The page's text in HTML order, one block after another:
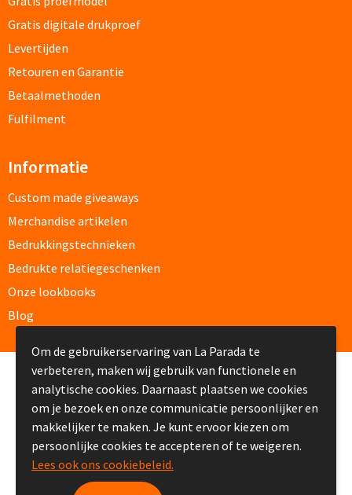
Memo sets bedrukken
Kubusblokken bedrukken
Custom made
Custom made notitieboekjes
Custom made schrijfblokken
Custom made memoblaadjes
Custom made muismatten
Agenda's bedrukken
Bureau onderleggers bedrukken
Bureaulampen bedrukken
Linialen bedrukken
Muismatten bedrukken
Gratis digitale drukproef
Levertijden
Retouren en Garantie
Betaalmethoden
Fulfilment
Informatie
Custom made giveaways
Merchandise artikelen
Bedrukkingstechnieken
Bedrukte relatiegeschenken
Onze lookbooks
Blog
© Copyright La Parada 2008-2026
Om de gebruikerservaring van La Parada te
verbeteren, maken wij gebruik van functionele en
analytische cookies. Daarnaast plaatsen we cookies
om je bezoek en onze communicatie persoonlijker en
makkelijker te maken. Je kunt ervoor kiezen om
persoonlijke cookies te accepteren of te weigeren.
Lees ook ons cookiebeleid.